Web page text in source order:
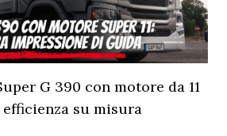
G 390 con motore da 11
su misura